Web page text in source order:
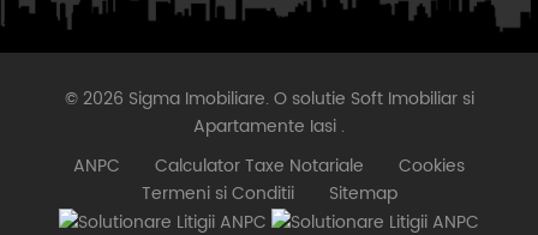
© 2026 Sigma Imobiliare. O solutie Soft Imobiliarsi
Apartamente Iasi .
ANPC
Calculator Taxe Notariale
Cookies
Termeni si Conditii
Sitemap